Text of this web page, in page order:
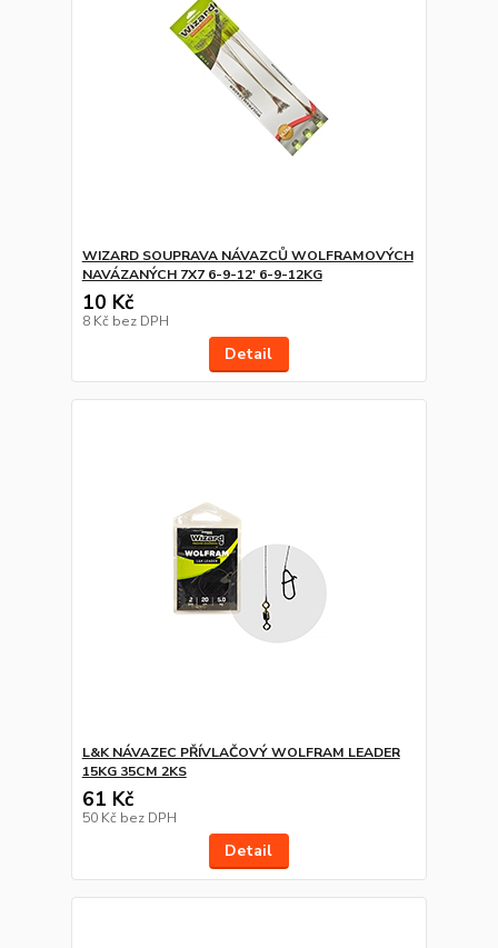
WIZARD SOUPRAVA NÁVAZCŮ WOLFRAMOVÝCH
NAVÁZANÝCH 7X7 6-9-12' 6-9-12KG
10 Kč
8 Kč bez DPH
Detail
L&K NÁVAZEC PŘÍVLAČOVÝ WOLFRAM LEADER
15KG 35CM 2KS
61 Kč
50 Kč bez DPH
Detail